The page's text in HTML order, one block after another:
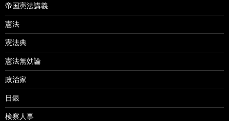
帝国憲法講義
憲法
憲法典
憲法無効論
政治家
日銀
検察人事